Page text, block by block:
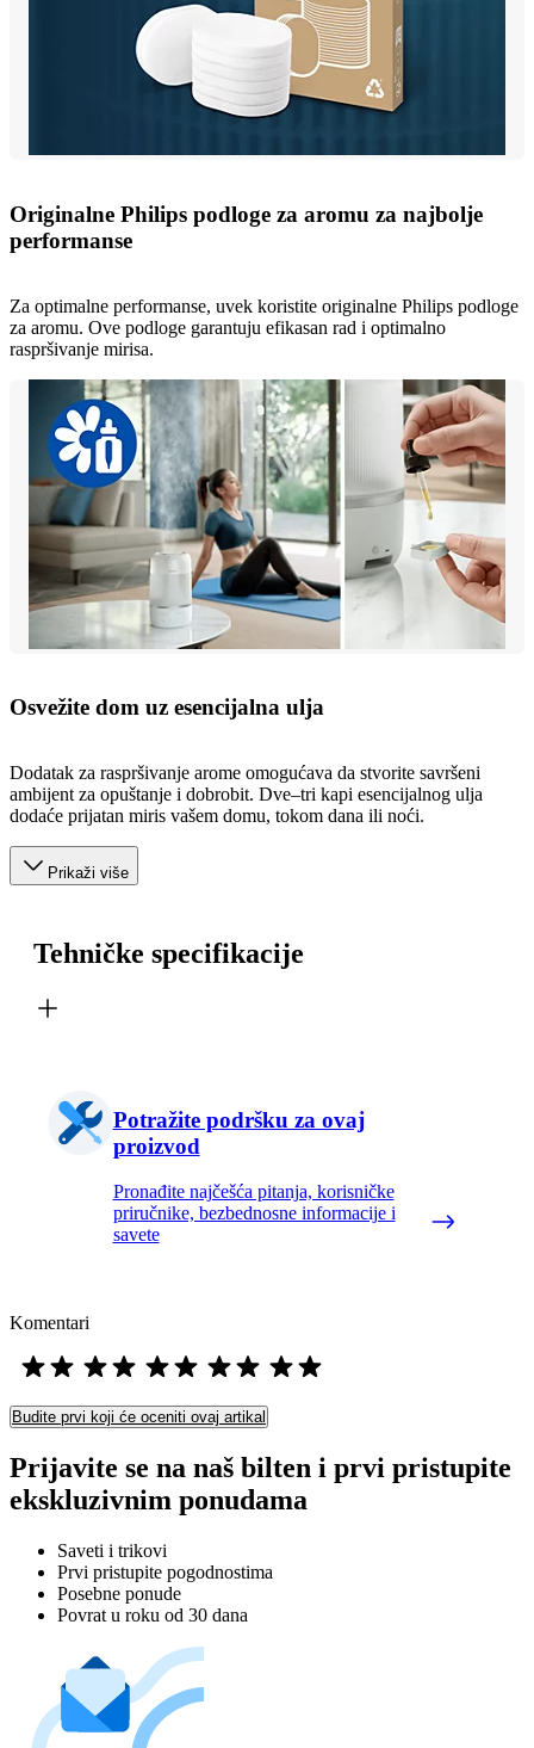
Originalne Philips podloge za aromu za najbolje
performanse
Za optimalne performanse, uvek koristite originalne Philips podloge
za aromu. Ove podloge garantuju efikasan rad i optimalno
raspršivanje mirisa.
Osvežite dom uz esencijalna ulja
Dodatak za raspršivanje arome omogućava da stvorite savršeni
ambijent za opuštanje i dobrobit. Dve–tri kapi esencijalnog ulja
dodaće prijatan miris vašem domu, tokom dana ili noći.
Prikaži više
Tehničke specifikacije
Potražite podršku za ovaj
proizvod
Pronađite najčešća pitanja, korisničke
priručnike, bezbednosne informacije i
savete
Komentari
Budite prvi koji će oceniti ovaj artikal
Prijavite se na naš bilten i prvi pristupite
ekskluzivnim ponudama
Saveti i trikovi
Prvi pristupite pogodnostima
Posebne ponude
Povrat u roku od 30 dana